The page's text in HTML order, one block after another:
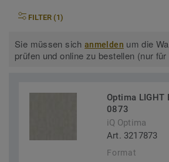
FILTER (1)
Sie müssen sichanmelden um die
prüfen und online zu bestellen (nur
Optima LIGHT
0873
iQ Optima
Art. 3217873
Format